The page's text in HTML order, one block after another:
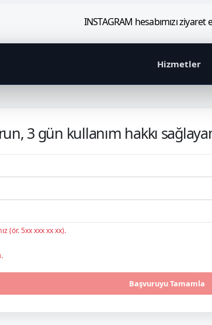
INSTAGRAM hesabımızı ziyaret
Hizmetler
3 gün kullanım hakkı
(ör. 5xx xxx xx xx).
Başvuruyu Tamamla